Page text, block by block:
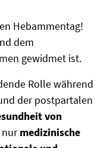
Hebammentag!
dem
gewidmet ist.
Rolle während
der postpartalen
von
nurmedizinische